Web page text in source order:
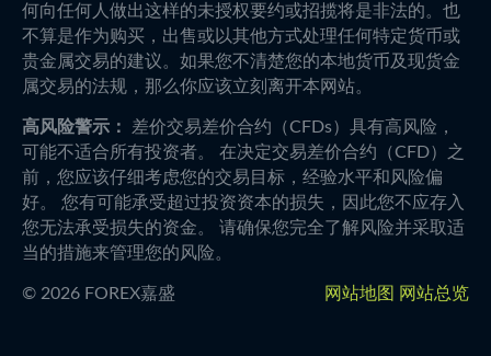
何向任何人做出这样的未授权要约或招揽将是非法的。也
不算是作为购买，出售或以其他方式处理任何特定货币或
贵金属交易的建议。如果您不清楚您的本地货币及现货金
属交易的法规，那么你应该立刻离开本网站。
高风险警示：
差价交易差价合约（CFDs）具有高风险，
可能不适合所有投资者。 在决定交易差价合约（CFD）之
前，您应该仔细考虑您的交易目标，经验水平和风险偏
好。 您有可能承受超过投资资本的损失，因此您不应存入
您无法承受损失的资金。 请确保您完全了解风险并采取适
当的措施来管理您的风险。
© 2026 FOREX嘉盛 网站地图 网站总览